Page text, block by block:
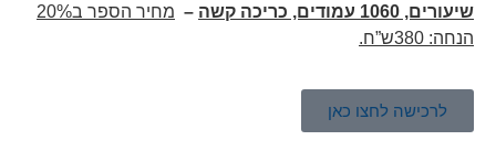
שיעורים, 1060 עמודים, כריכה קשה
–
מחיר הספר ב20%
הנחה: 380ש”ח.
לרכישה לחצו כאן